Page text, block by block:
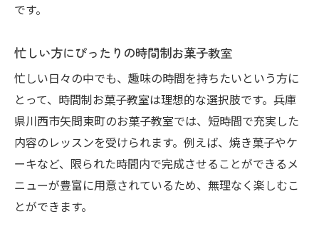
矢問東町での新たな学びの場
お菓子教室で得られる感動体験
地元で人気のお菓子教室を体験
多彩なレシピで楽しく学ぶ
スイーツ作りで広がる交流の輪
時間制で効率よく学ぶ方法
兵庫県川西市でお菓子教室に参加する理由
です。
忙しい方にぴったりの時間制お菓子教室
忙しい日々の中でも、趣味の時間を持ちたいという方に
とって、時間制お菓子教室は理想的な選択肢です。兵庫
県川西市矢問東町のお菓子教室では、短時間で充実した
内容のレッスンを受けられます。例えば、焼き菓子やケ
ーキなど、限られた時間内で完成させることができるメ
ニューが豊富に用意されているため、無理なく楽しむこ
とができます。